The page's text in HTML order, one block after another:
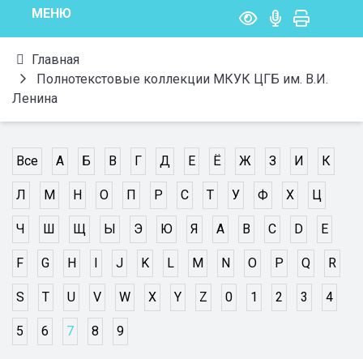
МЕНЮ
Главная
Полнотекстовые коллекции МКУК ЦГБ им. В.И.
Ленина
Все А Б В Г Д Е Ё Ж З И К
Л М Н О П Р С Т У Ф Х Ц
Ч Ш Щ Ы Э Ю Я A B C D E
F G H I J K L M N O P Q R
S T U V W X Y Z 0 1 2 3 4
5 6 7 8 9